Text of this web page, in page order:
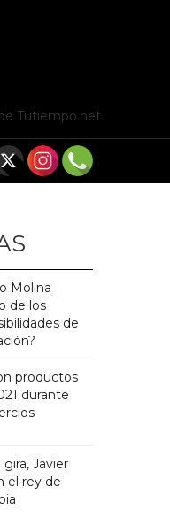
Tutiempo.net
Molina
de los
de
productos
durante
Javier
el rey de